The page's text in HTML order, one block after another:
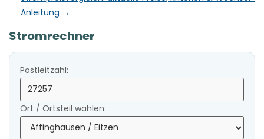
Anleitung →
Stromrechner
Postleitzahl:
Ort / Ortsteil wählen: